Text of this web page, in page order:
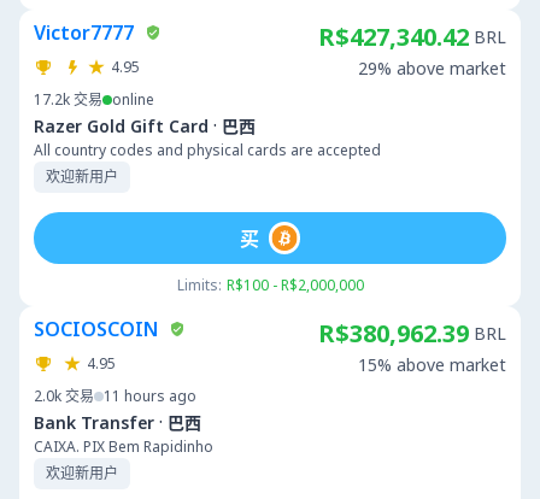
Victor7777
4.95
17.2k交易 online
Razer Gold Gift Card · 巴西
All country codes and physical cards are accepted
欢迎新用户
R$427,340.42 BRL
29% above market
Limits: R$100 - R$2,000,000
买
SOCIOSCOIN
4.95
2.0k交易 11 hours ago
Bank Transfer · 巴西
CAIXA. PIX Bem Rapidinho
欢迎新用户
R$380,962.39 BRL
15% above market